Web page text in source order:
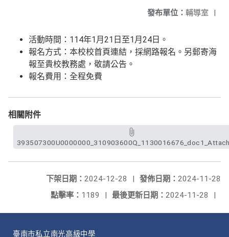
發布單位： 輔導室 |
活動時間：114年1月21日至1月24日。
報名方式：本校校首頁連結，採網路報名。另郵寄海
報至貴校教務處，敬請公告。
報名費用：全程免費
相關附件
發佈日期： 2024-11-28
下架日期： 2024-12-28
|
最後更新日期： 2024-11-28 |
點擊率： 1189 |
臺南市私立南光高級中學